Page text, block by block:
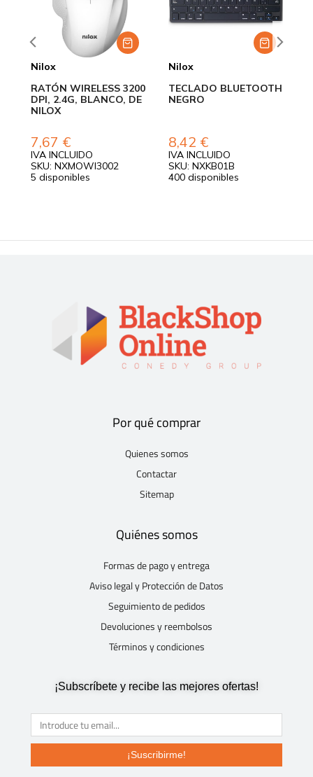
Nilox
RATÓN WIRELESS 3200
DPI, 2.4G, BLANCO, DE
NILOX
7,67 €
IVA INCLUIDO
SKU: NXMOWI3002
5 disponibles
Nilox
TECLADO BLUETOOTH
NEGRO
8,42 €
IVA INCLUIDO
SKU: NXKB01B
400 disponibles
Por qué comprar
Quienes somos
Contactar
Sitemap
Quiénes somos
Formas de pago y entrega
Aviso legal y Protección de Datos
Seguimiento de pedidos
Devoluciones y reembolsos
Términos y condiciones
¡Subscríbete y recibe las mejores ofertas!
¡Suscribirme!